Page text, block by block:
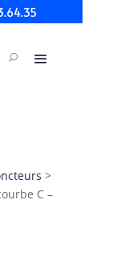
>
C –